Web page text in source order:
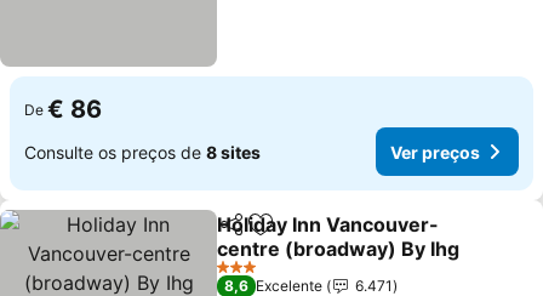
De € 86
Consulte os preços de 8 sites Ver preços
PartilharAdicionar aos favoritos
Holiday Inn Vancouver-
centre (broadway) By Ihg
3 Estrelas
8,6 Excelente
6.471